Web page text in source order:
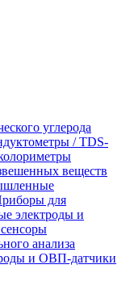
углерода
/ TDS-
веществ
для
электроды и
анализа
и ОВП-датчики